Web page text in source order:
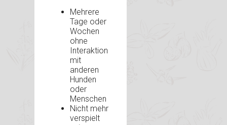
Mehrere
Tage oder
Wochen
ohne
Interaktion
mit
anderen
Hunden
oder
Menschen
Nicht mehr
verspielt